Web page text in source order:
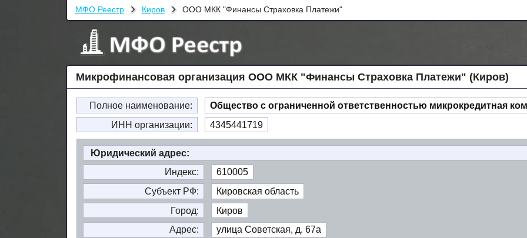
МФО Реестр Киров ООО МКК "Финансы Страховка Платежи"
Микрофинансовая организация ООО МКК "Финансы Страховка Платежи" (Киров)
Полное наименование:
Общество с ограниченной ответственностью микрокредитная
ИНН организации:
4345441719
Юридический адрес:
Индекс:
610005
Субъект РФ:
Кировская область
Город:
Киров
Адрес:
улица Советская, д. 67а